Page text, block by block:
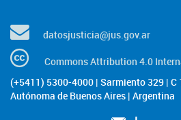
datosjusticia@jus.gov.ar
Commons Attribution 4.0
(+5411) 5300-4000 | Sarmiento 329 | C
Autónoma de Buenos Aires | Argentina